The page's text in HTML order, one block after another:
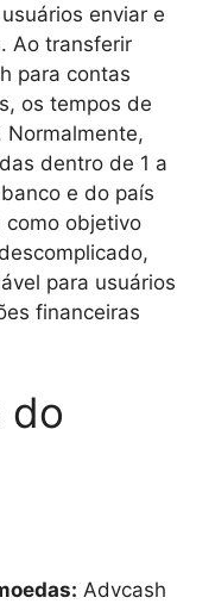
enviar e
Ao transferir
para contas
os tempos de
Normalmente,
dentro de 1 a
e do país
objetivo
para usuários
financeiras
do
Advcash